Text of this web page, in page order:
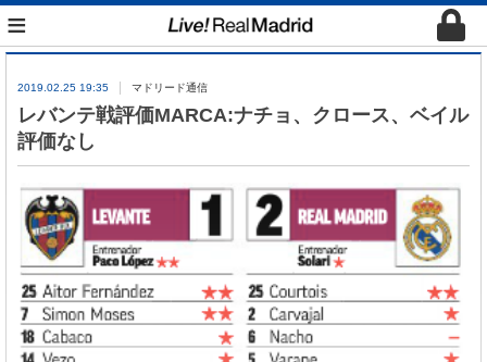
≡
2019.02.25 19:35 マドリード通信
レバンテ戦評価MARCA:ナチョ、クロース、ベイル
評価なし